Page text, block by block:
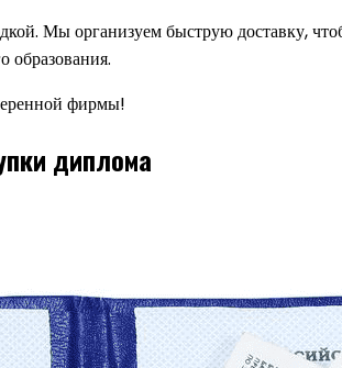
Мы организуем быструю доставку,
образования.
фирмы!
диплома